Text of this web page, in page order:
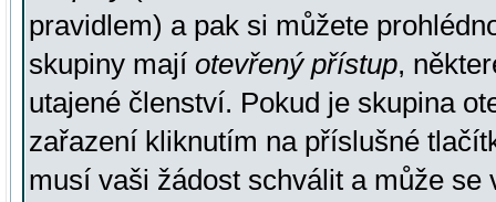
pravidlem) a pak si můžete
skupiny mají otevřený přístup,
utajené členství. Pokud je skupina
zařazení kliknutím na příslušné
musí vaši žádost schválit a může se